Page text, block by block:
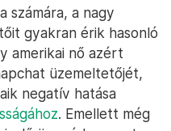
számára, a nagy
gyakran érik hasonló
amerikai nő azért
üzemeltetőjét,
negatív hatása
. Emellett még